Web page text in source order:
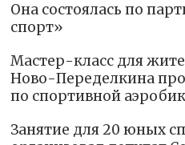
Она состоялась по
спорт»
Мастер-класс для
Ново-Переделкина
по спортивной
Занятие для 20 юных